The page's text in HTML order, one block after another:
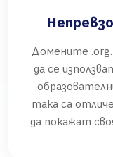
Домените
да се
така са
да покажат